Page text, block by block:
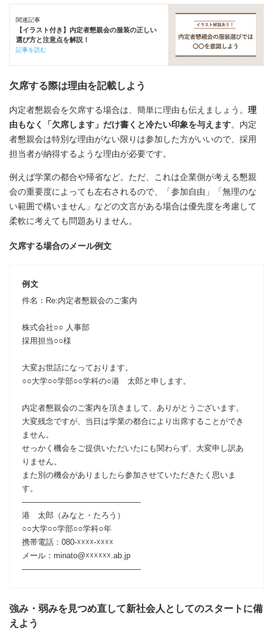
関連記事
【イラスト付き】内定者懇親会の服装の正しい
選び方と注意点を解説！
記事を読む
欠席する際は理由を記載しよう
内定者懇親会を欠席する場合は、簡単に理由も伝えましょう。 理
由もなく「欠席します」だけ書くと冷たい印象を与えます。内定
者懇親会は特別な理由がない限りは参加した方がいいので、採用
担当者が納得するような理由が必要です。
例えば学業の都合や帰省など。ただ、これは企業側が考える懇親
会の重要度によっても左右されるので、「参加自由」「無理のな
い範囲で構いません」などの文言がある場合は優先度を考慮して
柔軟に考えても問題ありません。
欠席する場合のメール例文
例文
件名：Re:内定者懇親会のご案内
株式会社○○ 人事部
採用担当○○様
大変お世話になっております。
○○大学○○学部○○学科の○港 太郎と申します。
内定者懇親会のご案内を頂きまして、ありがとうございます。
大変残念ですが、当日は学業の都合により出席することができ
ません。
せっかく機会をご提供いただいたにも関わらず、大変申し訳あ
りません。
また別の機会がありましたら参加させていただきたく思いま
す。
―――――――――――――――
港 太郎（みなと・たろう）
○○大学○○学部○○学科○年
携帯電話：080-☓☓☓☓-☓☓☓☓
メール：minato@☓☓☓☓☓☓.ab.jp
―――――――――――――――
強み・弱みを見つめ直して新社会人としてのスタートに備
えよう